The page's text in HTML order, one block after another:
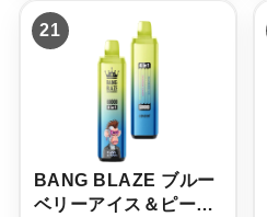
0
0
で
し
た
。
,
0
0
で
。
21
BANG BLAZE ブルー
ベリーアイス＆ピーチ